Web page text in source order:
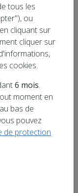
tous les
ou
cliquant sur
cliquer sur
cookies.
6 mois.
moment en
bas de
pouvez
de protection
sur le
à 17 h –
€ – Tournoi